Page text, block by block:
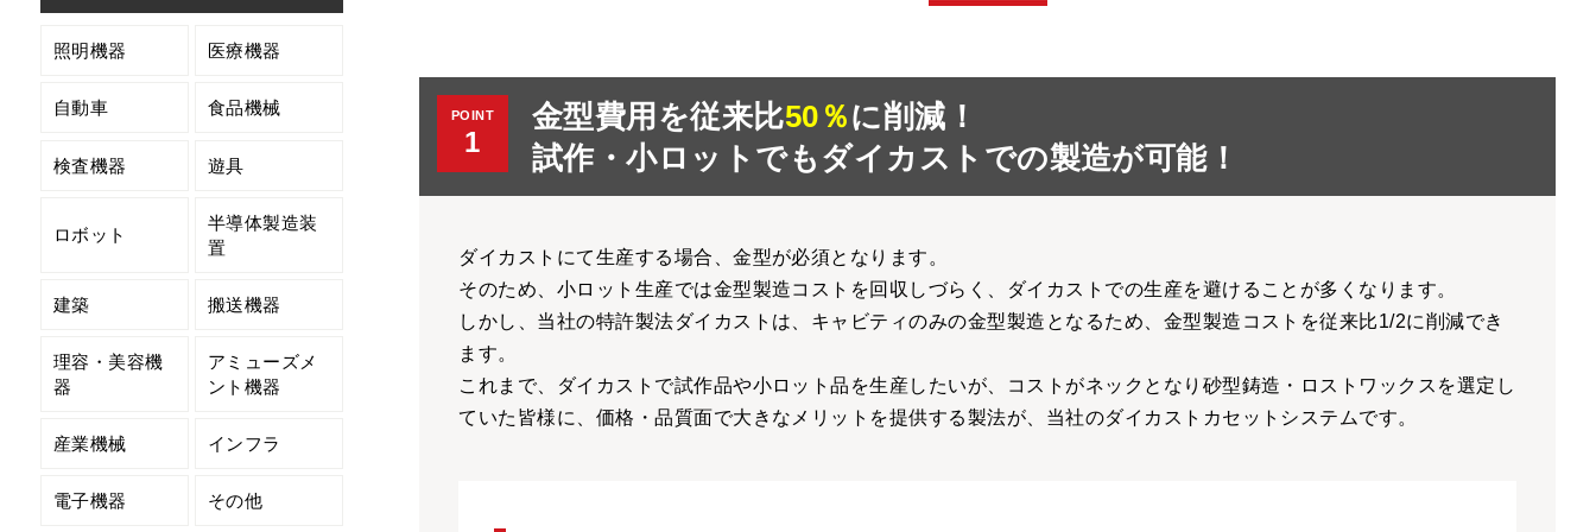
POINT
1
金型費用を従来比50％に削減！
試作・小ロットでも ダイカストでの製造が可能！
ダイカストにて生産する場合、金型が必須となります。
そのため、小ロット生産では金型製造コストを回収しづらく、ダイカストでの生産を避けることが多くなります。
しかし、当社の特許製法ダイカストは、キャビティのみの金型製造となるため、金型製造コストを従来比1/2に削減でき
ます。
これまで、ダイカストで試作品や小ロット品を生産したいが、コストがネックとなり砂型鋳造・ロストワックスを選定し
ていた皆様に、価格・品質面で大きなメリットを提供する製法が、当社のダイカストカセットシステムです。
照明機器 医療機器
自動車 食品機械
検査機器 遊具
ロボット
半導体製造装
置
建築 搬送機器
理容・美容機
器
アミューズメ
ント機器
産業機械 インフラ
電子機器 その他